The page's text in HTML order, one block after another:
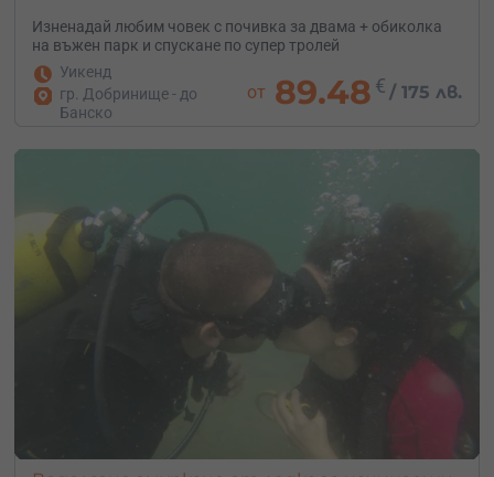
Изненадай любим човек с почивка за двама + обиколка
на въжен парк и спускане по супер тролей
Уикенд
гр. Добринище - до
Банско
от 89.48 € /175 лв.